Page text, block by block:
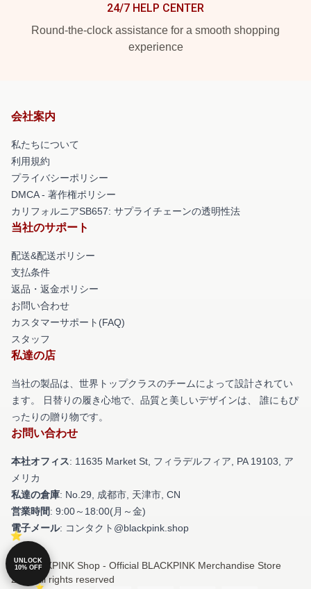
24/7 HELP CENTER
Round-the-clock assistance for a smooth shopping
experience
会社案内
私たちについて
利用規約
プライバシーポリシー
DMCA - 著作権ポリシー
カリフォルニアSB657: サプライチェーンの透明性法
当社のサポート
配送&配送ポリシー
支払条件
返品・返金ポリシー
お問い合わせ
カスタマーサポート(FAQ)
スタッフ
私達の店
当社の製品は、世界トップクラスのチームによって設計されてい
ます。 日替りの履き心地で、品質と美しいデザインは、 誰にもぴ
ったりの贈り物です。
お問い合わせ
本社オフィス: 11635 Market St, フィラデルフィア, PA 19103, ア
メリカ
私達の倉庫: No.29, 成都市, 天津市, CN
営業時間: 9:00～18:00(月～金)
電子メール: コンタクト@blackpink.shop
© BLACKPINK Shop - Official BLACKPINK Merchandise Store
2026 all rights reserved
UNLOCK
10% OFF